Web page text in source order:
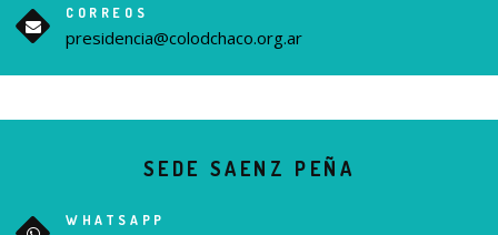
CORREOS
presidencia@colodchaco.org.ar
SEDE SAENZ PEÑA
WHATSAPP